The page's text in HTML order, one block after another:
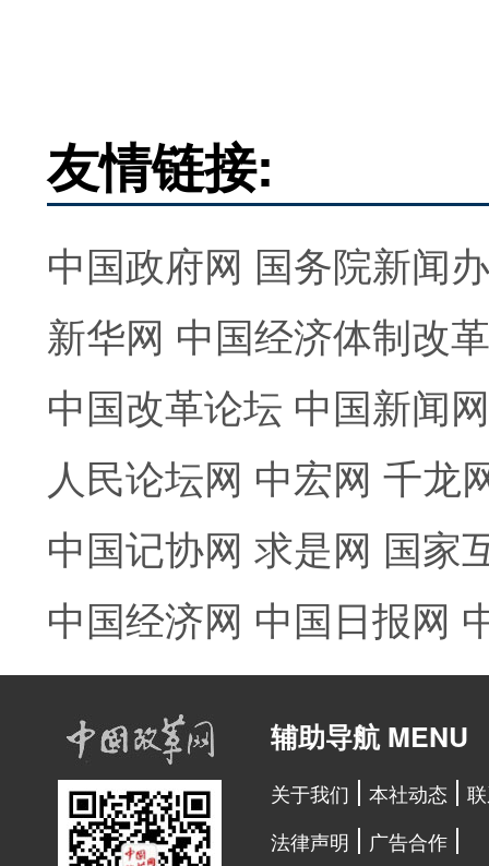
友情链接:
中国政府网 国务院新闻
新华网 中国经济体制改
中国改革论坛 中国新闻网
人民论坛网 中宏网 千龙
中国记协网 求是网 国家
中国经济网 中国日报网
辅助导航 MENU
关于我们 本社动态
法律声明
广告合作